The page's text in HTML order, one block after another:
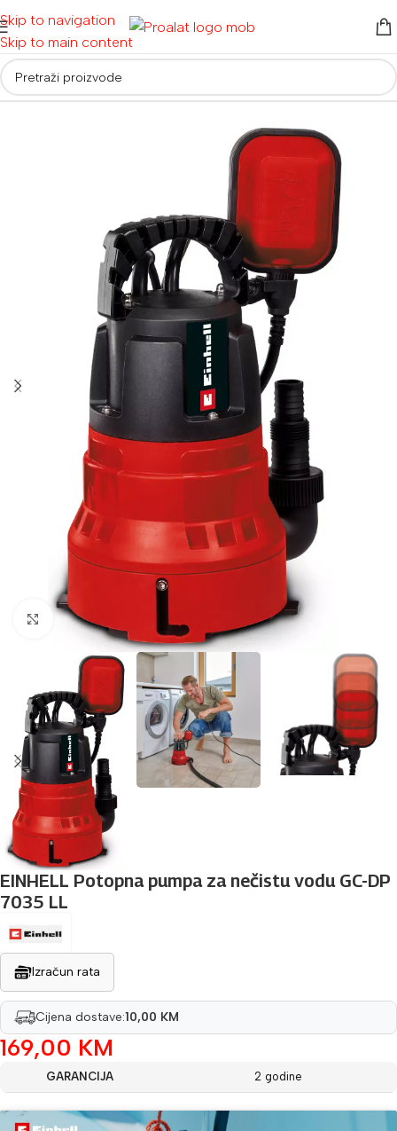
Skip to navigation
Skip to main content
Početna/ Alati za vrt i dom
Povećaj sliku
EINHELL Potopna pumpa za nečistu vodu GC-DP
7035 LL
Izračun rata
Cijena dostave:10,00 KM
169,00 KM
GARANCIJA 2 godine